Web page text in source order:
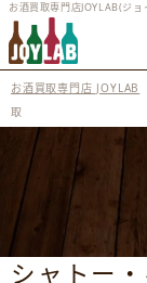
お酒買取専門店JOYLAB(ジョ
お酒買取専門店 JOYLAB
取
シャトー